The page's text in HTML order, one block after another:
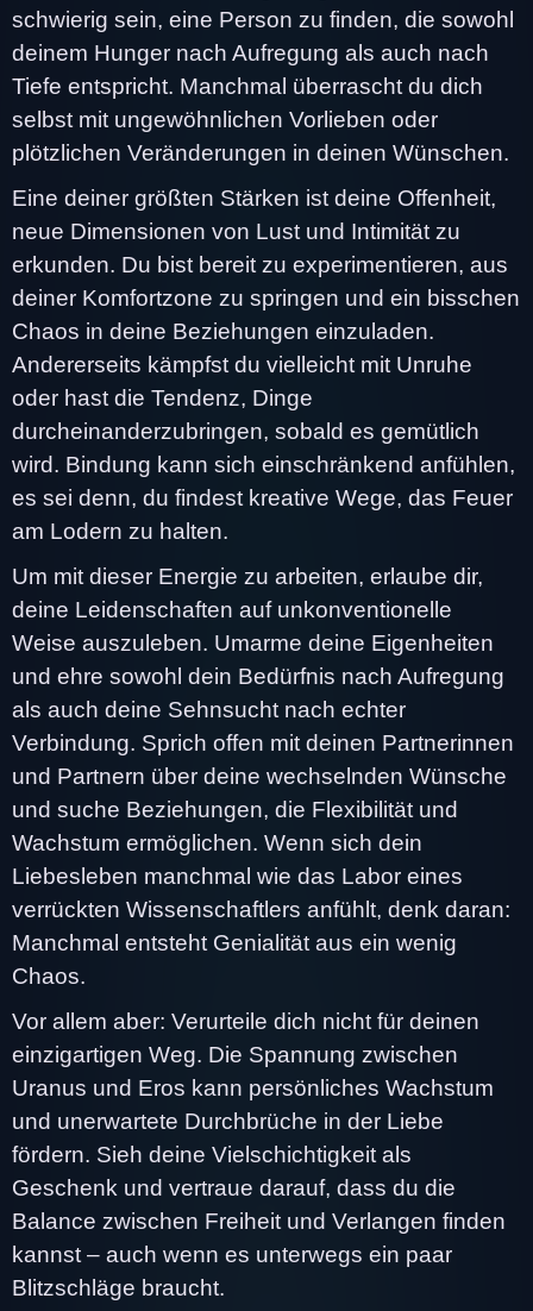
schwierig sein, eine Person zu finden, die sowohl
deinem Hunger nach Aufregung als auch nach
Tiefe entspricht. Manchmal überrascht du dich
selbst mit ungewöhnlichen Vorlieben oder
plötzlichen Veränderungen in deinen Wünschen.
Eine deiner größten Stärken ist deine Offenheit,
neue Dimensionen von Lust und Intimität zu
erkunden. Du bist bereit zu experimentieren, aus
deiner Komfortzone zu springen und ein bisschen
Chaos in deine Beziehungen einzuladen.
Andererseits kämpfst du vielleicht mit Unruhe
oder hast die Tendenz, Dinge
durcheinanderzubringen, sobald es gemütlich
wird. Bindung kann sich einschränkend anfühlen,
es sei denn, du findest kreative Wege, das Feuer
am Lodern zu halten.
Um mit dieser Energie zu arbeiten, erlaube dir,
deine Leidenschaften auf unkonventionelle
Weise auszuleben. Umarme deine Eigenheiten
und ehre sowohl dein Bedürfnis nach Aufregung
als auch deine Sehnsucht nach echter
Verbindung. Sprich offen mit deinen Partnerinnen
und Partnern über deine wechselnden Wünsche
und suche Beziehungen, die Flexibilität und
Wachstum ermöglichen. Wenn sich dein
Liebesleben manchmal wie das Labor eines
verrückten Wissenschaftlers anfühlt, denk daran:
Manchmal entsteht Genialität aus ein wenig
Chaos.
Vor allem aber: Verurteile dich nicht für deinen
einzigartigen Weg. Die Spannung zwischen
Uranus und Eros kann persönliches Wachstum
und unerwartete Durchbrüche in der Liebe
fördern. Sieh deine Vielschichtigkeit als
Geschenk und vertraue darauf, dass du die
Balance zwischen Freiheit und Verlangen finden
kannst – auch wenn es unterwegs ein paar
Blitzschläge braucht.